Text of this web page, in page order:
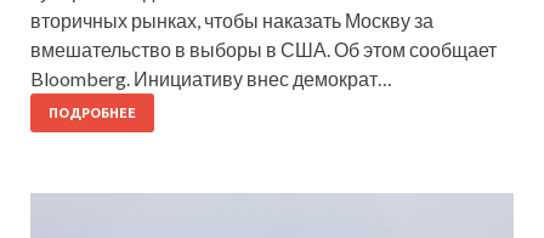
вторичных рынках, чтобы наказать Москву за
вмешательство в выборы в США. Об этом сообщает
Bloomberg. Инициативу внес демократ…
ПОДРОБНЕЕ